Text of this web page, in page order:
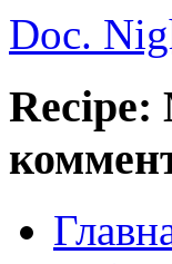
Doc.
Recipe: